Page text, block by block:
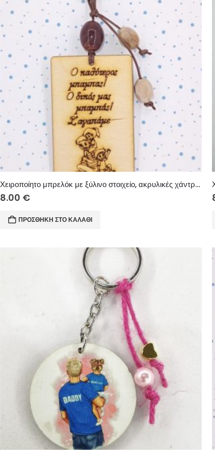
Χειροποίητο μπρελόκ με ξύλινο στοιχείο, ακρυλικές χάντρες, μακραμέ κορδόνι.
8.00 €
ΠΡΟΣΘΉΚΗ ΣΤΟ ΚΑΛΆΘΙ